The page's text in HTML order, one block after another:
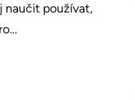
naučit používat,